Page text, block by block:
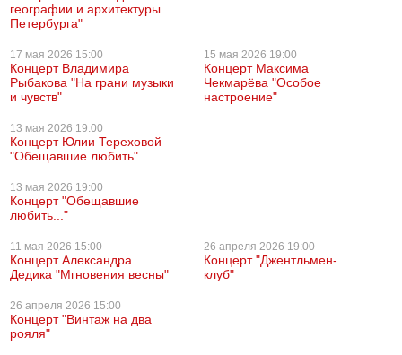
географии и архитектуры
Петербурга"
17 мая 2026 15:00
Концерт Владимира
Рыбакова "На грани музыки
и чувств"
15 мая 2026 19:00
Концерт Максима
Чекмарёва "Особое
настроение"
13 мая 2026 19:00
Концерт Юлии Тереховой
"Обещавшие любить"
13 мая 2026 19:00
Концерт "Обещавшие
любить..."
11 мая 2026 15:00
Концерт Александра
Дедика "Мгновения весны"
26 апреля 2026 19:00
Концерт "Джентльмен-
клуб"
26 апреля 2026 15:00
Концерт "Винтаж на два
рояля"